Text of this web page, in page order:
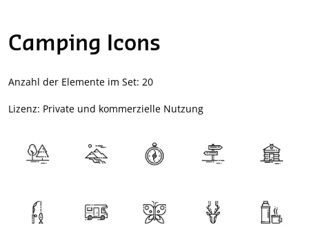
Camping Icons
Anzahl der Elemente im Set: 20
Lizenz: Private und kommerzielle Nutzung